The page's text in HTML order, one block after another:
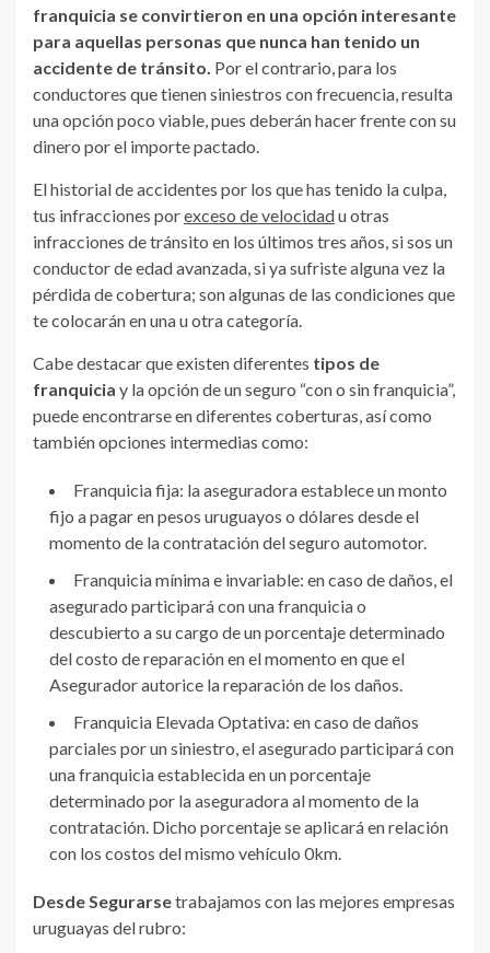
franquicia se convirtieron en una opción interesante
para aquellas personas que nunca han tenido un
accidente de tránsito. Por el contrario, para los
conductores que tienen siniestros con frecuencia, resulta
una opción poco viable, pues deberán hacer frente con su
dinero por el importe pactado.
El historial de accidentes por los que has tenido la culpa,
tus infracciones porexceso de velocidadu otras
infracciones de tránsito en los últimos tres años, si sos un
conductor de edad avanzada, si ya sufriste alguna vez la
pérdida de cobertura; son algunas de las condiciones que
te colocarán en una u otra categoría.
Cabe destacar que existen diferentes tipos de
franquicia y la opción de un seguro “con o sin franquicia”,
puede encontrarse en diferentes coberturas, así como
también opciones intermedias como:
Franquicia fija: la aseguradora establece un monto
fijo a pagar en pesos uruguayos o dólares desde el
momento de la contratación del seguro automotor.
Franquicia mínima e invariable: en caso de daños, el
asegurado participará con una franquicia o
descubierto a su cargo de un porcentaje determinado
del costo de reparación en el momento en que el
Asegurador autorice la reparación de los daños.
Franquicia Elevada Optativa: en caso de daños
parciales por un siniestro, el asegurado participará con
una franquicia establecida en un porcentaje
determinado por la aseguradora al momento de la
contratación. Dicho porcentaje se aplicará en relación
con los costos del mismo vehículo 0km.
Desde Segurarsetrabajamos con las mejores empresas
uruguayas del rubro: